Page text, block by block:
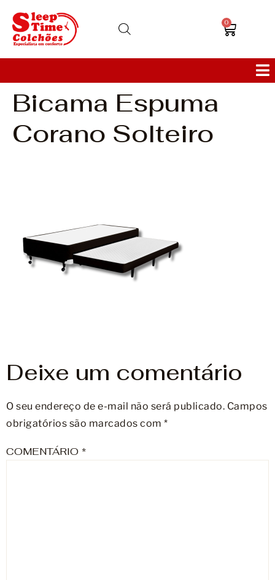
0
Colchões
Bases
Poltronas
Bicama Espuma
Corano Solteiro
Deixe um comentário
O seu endereço de e-mail não será publicado. Campos
obrigatórios são marcados com *
COMENTÁRIO *